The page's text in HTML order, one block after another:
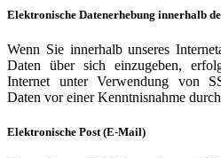
Elektronische Datenerhebung innerhalb
Wenn Sie innerhalb unseres
Daten über sich einzugeben,
Internet unter Verwendung von
Daten vor einer Kenntnisnahme
Elektronische Post (E-Mail)